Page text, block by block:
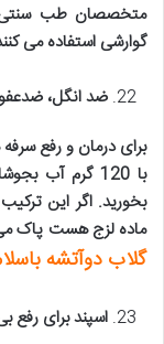
متخصصان طب سنتی
گوارشی استفاده می
ضد انگل،
بخورید. اگر این
ماده لزج هست پاک
گلاب دوآتشه
اسپند برای